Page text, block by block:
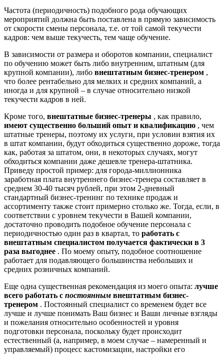
Частота (периодичность) подобного рода обучающих
мероприятий должна быть поставлена в прямую зависимость
от скорости смены персонала, т.е. от той самой текучести
кадров: чем выше текучесть, тем чаще обучение.
В зависимости от размера и оборотов компании, специалист
по обучению может быть либо внутренним, штатным (для
крупной компании), либо внештатным бизнес-тренером ,
что более рентабельно для мелких и средних компаний, а
иногда и для крупной – в случае относительно низкой
текучести кадров в ней.
Кроме того, внештатные бизнес-тренеры , как правило,
имеют существенно больший опыт и квалификацию , чем
штатные тренеры, поэтому их услуги, при условии взятия их
в штат компании, будут обходиться существенно дороже, тогда
как, работая за штатом, они, в некоторых случаях, могут
обходиться компании даже дешевле тренера-штатника.
Приведу простой пример: для города-миллионника
заработная плата внутреннего бизнес-тренера составляет в
среднем 30-40 тысяч рублей, при этом 2-дневный
стандартный бизнес-тренинг по технике продаж и
ассортименту также стоит примерно столько же. Тогда, если, в
соответствии с уровнем текучести в Вашей компании,
достаточно проводить подобное обучение персонала с
периодичностью один раз в квартал, то работать с
внештатным специалистом получается фактически в 3
раза выгоднее . По моему опыту, подобное соотношение
работает для подавляющего большинства небольших и
средних розничных компаний.
Еще одна существенная рекомендация из моего опыта: лучше
всего работать с постоянным внештатным бизнес-
тренером . Постоянный специалист со временем будет все
лучше и лучше понимать Ваш бизнес и Ваши личные взгляды
и пожелания относительно особенностей и уровня
подготовки персонала, поскольку будет происходит
естественный (а, например, в моем случае – намеренный и
управляемый) процесс кастомизации, настройки его